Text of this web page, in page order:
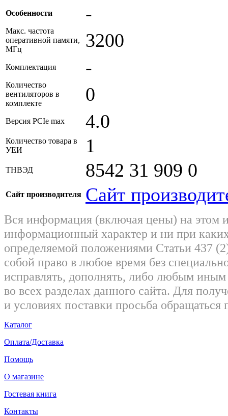
Особенности -
Макс. частота
оперативной памяти,
МГц
3200
Комплектация -
Количество
вентиляторов в
комплекте
0
Версия PCIe max 4.0
Количество товара в
УЕИ
1
ТНВЭД 8542 31 909 0
Сайт производителя Сайт
Вся информация (включая цены) на этом
информационный характер и ни при
определяемой положениями Статьи 437
собой право в любое время без
исправлять, дополнять, либо любым
во всех разделах данного сайта. Для
и условиях поставки просьба
Каталог
Оплата/Доставка
Помощь
О магазине
Гостевая книга
Контакты